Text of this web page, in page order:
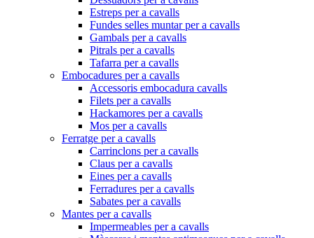
Estreps per a cavalls
Fundes selles muntar per a cavalls
Gambals per a cavalls
Pitrals per a cavalls
Tafarra per a cavalls
Embocadures per a cavalls
Accessoris embocadura cavalls
Filets per a cavalls
Hackamores per a cavalls
Mos per a cavalls
Ferratge per a cavalls
Carrinclons per a cavalls
Claus per a cavalls
Eines per a cavalls
Ferradures per a cavalls
Sabates per a cavalls
Mantes per a cavalls
Impermeables per a cavalls